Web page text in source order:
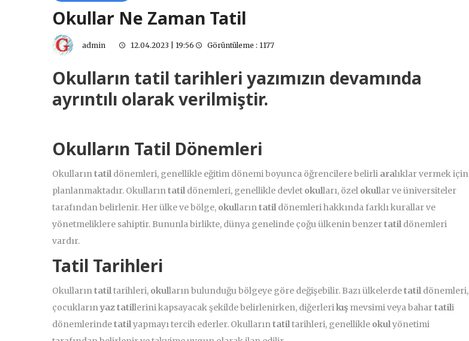
Okullar Ne Zaman Tatil
admin 12.04.2023 | 19:56 Görüntüleme : 1177
Okulların tatil tarihleri yazımızın devamında
ayrıntılı olarak verilmiştir.
Okulların Tatil Dönemleri
Okullarıntatil dönemleri, genellikle eğitim dönemi boyunca öğrencilere belirli aralıklar vermek için
planlanmaktadır. Okullarıntatil dönemleri, genellikle devlet okulları, özel okullar ve üniversiteler
tarafından belirlenir. Her ülke ve bölge, okullarıntatil dönemleri hakkında farklı kurallar ve
yönetmeliklere sahiptir. Bununla birlikte, dünya genelinde çoğu ülkenin benzertatil dönemleri
vardır.
Tatil Tarihleri
Okullarıntatiltarihleri, okulların bulunduğu bölgeye göre değişebilir. Bazı ülkelerdetatil dönemleri,
çocuklarınyaztatillerini kapsayacak şekilde belirlenirken, diğerlerikış mevsimi veya bahartatili
dönemlerindetatilyapmayı tercih ederler. Okullarıntatiltarihleri, genellikle okulyönetimi